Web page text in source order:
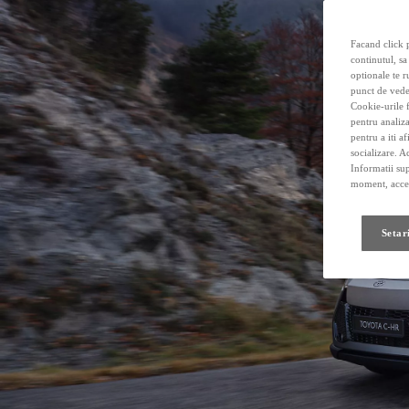
Facand click
continutul,
optionale te
punct de
Cookie-urile
pentru
pentru a iti
socializare.
Informatii
moment,